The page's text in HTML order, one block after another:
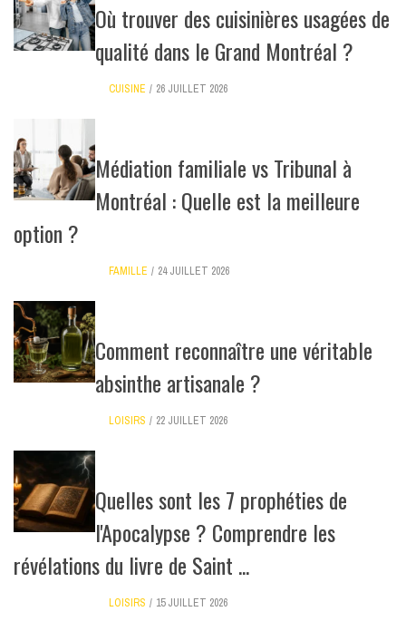
Où trouver des cuisinières usagées de
qualité dans le Grand Montréal ?
CUISINE 26 JUILLET 2026
Médiation familiale vs Tribunal à
Montréal : Quelle est la meilleure
option ?
FAMILLE 24 JUILLET 2026
Comment reconnaître une véritable
absinthe artisanale ?
LOISIRS 22 JUILLET 2026
Quelles sont les 7 prophéties de
l'Apocalypse ? Comprendre les
révélations du livre de Saint ...
LOISIRS 15 JUILLET 2026